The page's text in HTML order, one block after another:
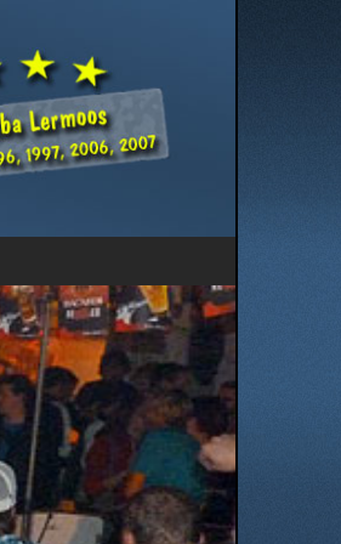
Lermoos. Wir möchten Euch
über die Aktivitäten
Homepage wünscht